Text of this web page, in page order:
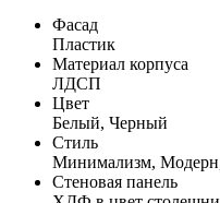
Фасад
Пластик
Материал корпуса
ЛДСП
Цвет
Белый, Черный
Стиль
Минимализм,
Стеновая панель